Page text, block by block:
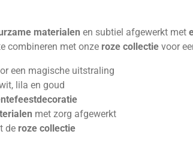
materialen en subtiel afgewerkt met
combineren met onze roze collectie voor
een magische uitstraling
lila en goud
met zorg afgewerkt
de roze collectie